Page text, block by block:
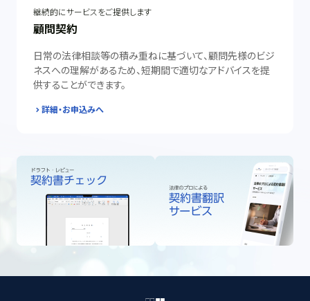
継続的にサービスをご提供します
顧問契約
日常の法律相談等の積み重ねに基づいて、顧問先様のビジ
ネスへの理解があるため、短期間で適切なアドバイスを提
供することができます。
詳細・お申込みへ